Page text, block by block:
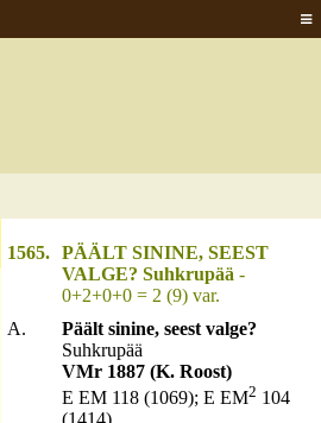
1565. PÄÄLT SININE, SEEST
VALGE? Suhkrupää -
0+2+0+0 = 2 (9) var.
A.
Päält sinine, seest valge?
Suhkrupää
VMr 1887 (K. Roost)
E EM 118 (1069); E EM2 104